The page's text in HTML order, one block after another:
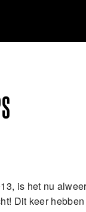
is het nu
Dit keer